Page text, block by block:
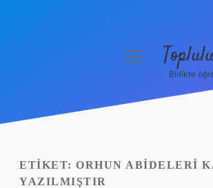
Yasal Uyarı
menüyü
Birlikte
ETIKET: ORHUN ABIDELERI
YAZILMIŞTIR